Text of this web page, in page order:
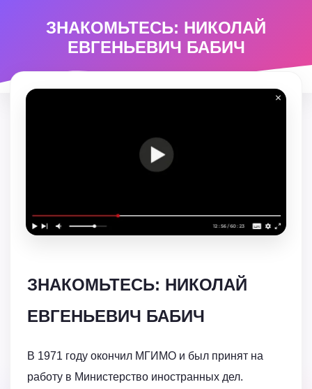
ЗНАКОМЬТЕСЬ: НИКОЛАЙ
ЕВГЕНЬЕВИЧ БАБИЧ
ЗНАКОМЬТЕСЬ: НИКОЛАЙ
ЕВГЕНЬЕВИЧ БАБИЧ
В 1971 году окончил МГИМО и был принят на
работу в Министерство иностранных дел.